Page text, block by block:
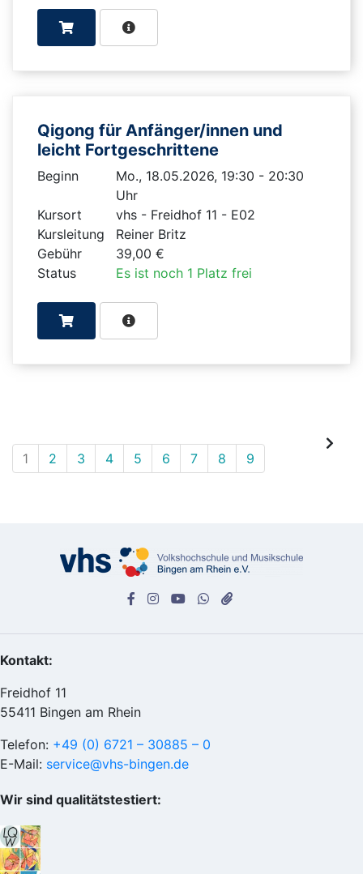
Qigong für Anfänger/innen und
leicht Fortgeschrittene
Beginn
Mo., 18.05.2026, 19:30 - 20:30
Uhr
Kursort
vhs - Freidhof 11 - E02
Kursleitung
Reiner Britz
Gebühr
39,00 €
Status
Es ist noch 1 Platz frei
1 2 3 4 5 6 7 8 9
Kontakt:
Freidhof 11
55411 Bingen am Rhein
Telefon: +49 (0) 6721 – 30885 – 0
E-Mail: service@vhs-bingen.de
Wir sind qualitätstestiert: